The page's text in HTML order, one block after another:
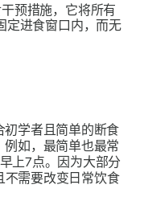
预措施，它将所有
定进食窗口内，而无
初学者且简单的断食
例如，最简单也最常
上7点。因为大部分
不需要改变日常饮食